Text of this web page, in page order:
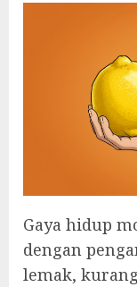
Gaya hidup
dengan
lemak,